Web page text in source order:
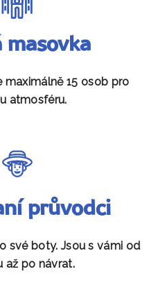
masovka
maximálně 15 osob pro
atmosféru.
průvodci
své boty. Jsou s vámi od
až po návrat.